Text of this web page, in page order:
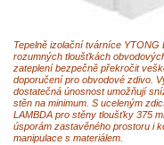
Tepelně izolační tvárníce YTONG
rozumných tloušťkách
zateplení bezpečně překročit
doporučení pro obvodové zdivo.
dostatečná únosnost umožňují
stěn na minimum. S uceleným
LAMBDA pro stěny tloušťky 375
úsporám zastavěného prostoru i
manipulace s materiálem.